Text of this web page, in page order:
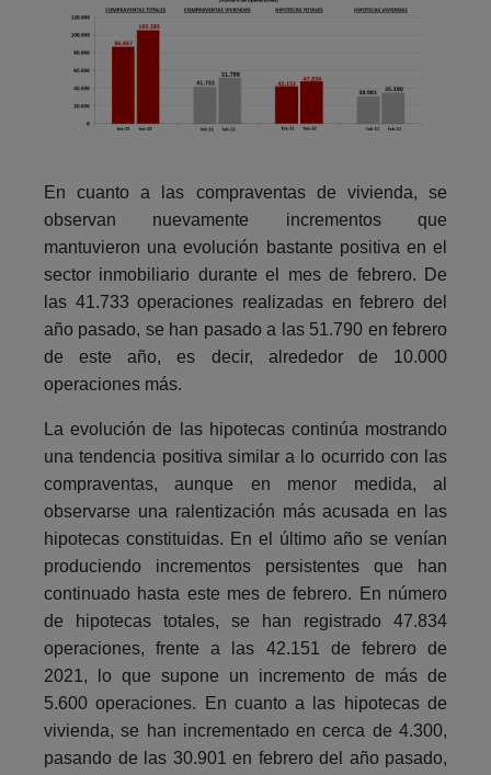
En cuanto a las compraventas de vivienda, se
observan nuevamente incrementos que
mantuvieron una evolución bastante positiva en el
sector inmobiliario durante el mes de febrero. De
las 41.733 operaciones realizadas en febrero del
año pasado, se han pasado a las 51.790 en febrero
de este año, es decir, alrededor de 10.000
operaciones más.
La evolución de las hipotecas continúa mostrando
una tendencia positiva similar a lo ocurrido con las
compraventas, aunque en menor medida, al
observarse una ralentización más acusada en las
hipotecas constituidas. En el último año se venían
produciendo incrementos persistentes que han
continuado hasta este mes de febrero. En número
de hipotecas totales, se han registrado 47.834
operaciones, frente a las 42.151 de febrero de
2021, lo que supone un incremento de más de
5.600 operaciones. En cuanto a las hipotecas de
vivienda, se han incrementado en cerca de 4.300,
pasando de las 30.901 en febrero del año pasado,